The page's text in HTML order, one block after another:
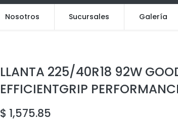
Nosotros Sucursales Galería
LLANTA 225/40R18 92W
EFFICIENTGRIP
$ 1,575.85